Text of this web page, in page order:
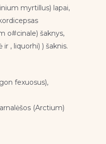
myrtillus) lapai,
o#cinale) šaknys,
, liquorhi) ) šaknis.
fexuosus),
(Arctium)